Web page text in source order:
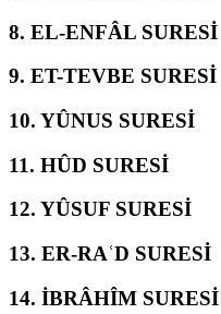
8. EL-ENFÂL SURESİ
9. ET-TEVBE SURESİ
10. YÛNUS SURESİ
11. HÛD SURESİ
12. YÛSUF SURESİ
13. ER-RAʿD SURESİ
14. İBRÂHÎM SURESİ